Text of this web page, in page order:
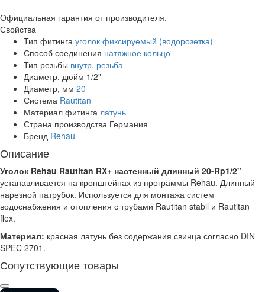
Официальная гарантия от производителя.
Свойства
Тип фитинга уголок фиксируемый (водорозетка)
Способ соединения натяжное кольцо
Тип резьбы внутр. резьба
Диаметр, дюйм 1/2"
Диаметр, мм 20
Система Rautitan
Материал фитинга латунь
Страна производства Германия
Бренд Rehau
Описание
Уголок Rehau Rautitan RX+ настенный длинный 20-Rp1/2"
устанавливается на кронштейнах из программы Rehau. Длинный
нарезной патрубок. Используется для монтажа систем
водоснабжения и отопления с трубами Rautitan stabil и Rautitan
flex.
Материал: красная латунь без содержания свинца согласно DIN
SPEC 2701.
Сопутствующие товары